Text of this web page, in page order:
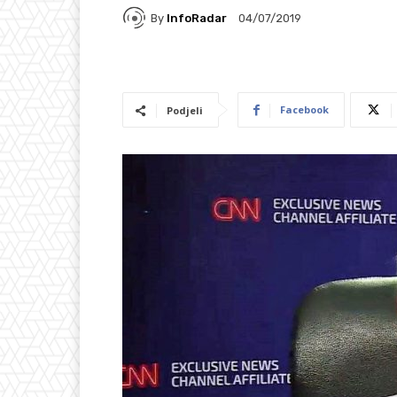
By InfoRadar 04/07/2019
Podjeli Facebook